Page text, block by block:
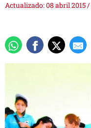
Actualizado: 08 abril 2015/